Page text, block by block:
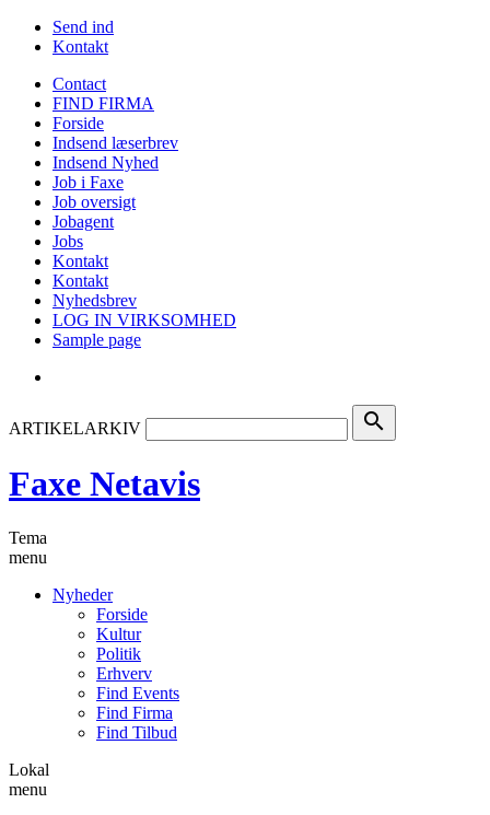
Send ind
Kontakt
Contact
FIND FIRMA
Forside
Indsend læserbrev
Indsend Nyhed
Job i Faxe
Job oversigt
Jobagent
Jobs
Kontakt
Kontakt
Nyhedsbrev
LOG IN VIRKSOMHED
Sample page
ARTIKELARKIV search
Faxe Netavis
Tema
menu
Nyheder
Forside
Kultur
Politik
Erhverv
Find Events
Find Firma
Find Tilbud
Lokal
menu